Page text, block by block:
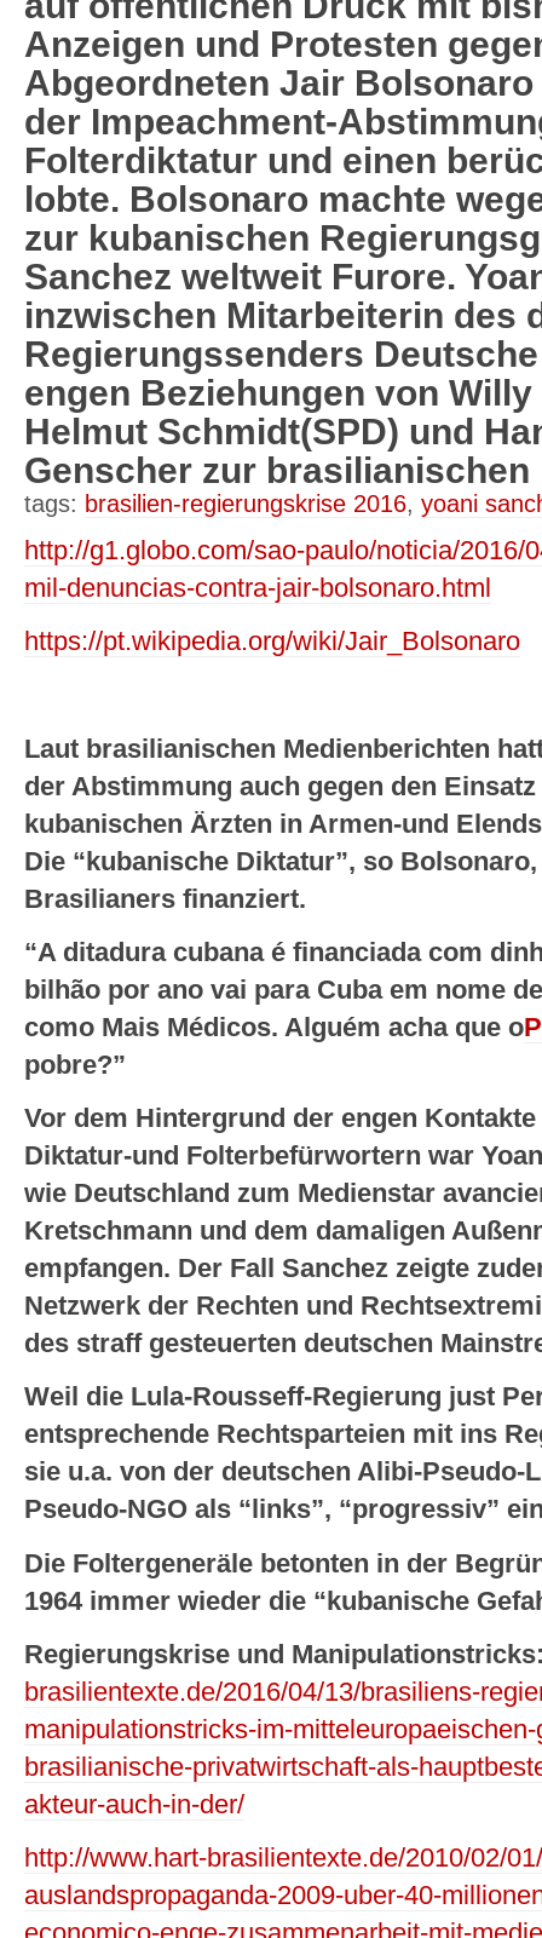
Anzeigen und Protesten
Abgeordneten Jair
der Impeachment-
Folterdiktatur und einen
lobte. Bolsonaro machte
zur kubanischen
Sanchez weltweit Furore.
inzwischen Mitarbeiterin des
Regierungssenders
engen Beziehungen von
Helmut Schmidt(SPD) und
Genscher zur
tags: brasilien-regierungskrise 2016, yoani
http://g1.globo.com/sao-paulo/noticia/2016/
mil-denuncias-contra-jair-bolsonaro.html
https://pt.wikipedia.org/wiki/Jair_Bolsonaro
Laut brasilianischen Medienberichten
der Abstimmung auch gegen den
kubanischen Ärzten in Armen-und
Die “kubanische Diktatur”, so
Brasilianers finanziert.
“A ditadura cubana é financiada com
bilhão por ano vai para Cuba em nome
como Mais Médicos. Alguém acha que o
pobre?”
Vor dem Hintergrund der engen
Diktatur-und Folterbefürwortern war
wie Deutschland zum Medienstar
Kretschmann und dem damaligen
empfangen. Der Fall Sanchez zeigte
Netzwerk der Rechten und
des straff gesteuerten deutschen
Weil die Lula-Rousseff-Regierung just
entsprechende Rechtsparteien mit ins
sie u.a. von der deutschen Alibi-Pseudo-
Pseudo-NGO als “links”, “progressiv”
Die Foltergeneräle betonten in der
1964 immer wieder die “kubanische
Regierungskrise und
brasilientexte.de/2016/04/13/brasiliens-
manipulationstricks-im-
brasilianische-privatwirtschaft-als-
akteur-auch-in-der/
http://www.hart-brasilientexte.de/2010/02/
auslandspropaganda-2009-uber-40-